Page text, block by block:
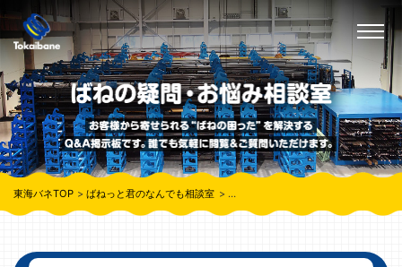
東海バネTOP ばねっと君のなんでも相談室 お忙しいところ、ご迷惑をかけ、申し